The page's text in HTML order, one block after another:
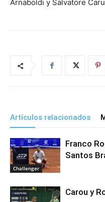
Arnaboldi y Salvatore
Artículos relacionados
Challenger
Franco
Santos
Carou y